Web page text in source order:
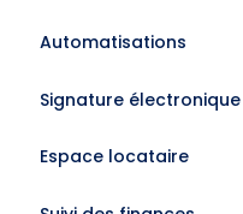
Automatisations
Signature électronique
Espace locataire